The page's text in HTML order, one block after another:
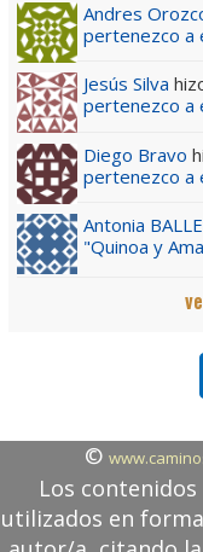
Andres
pertenezco a
Jesús Silva
pertenezco a
Diego Bravo
pertenezco a
Antonia
"Quinoa y
©
Los
utilizados en